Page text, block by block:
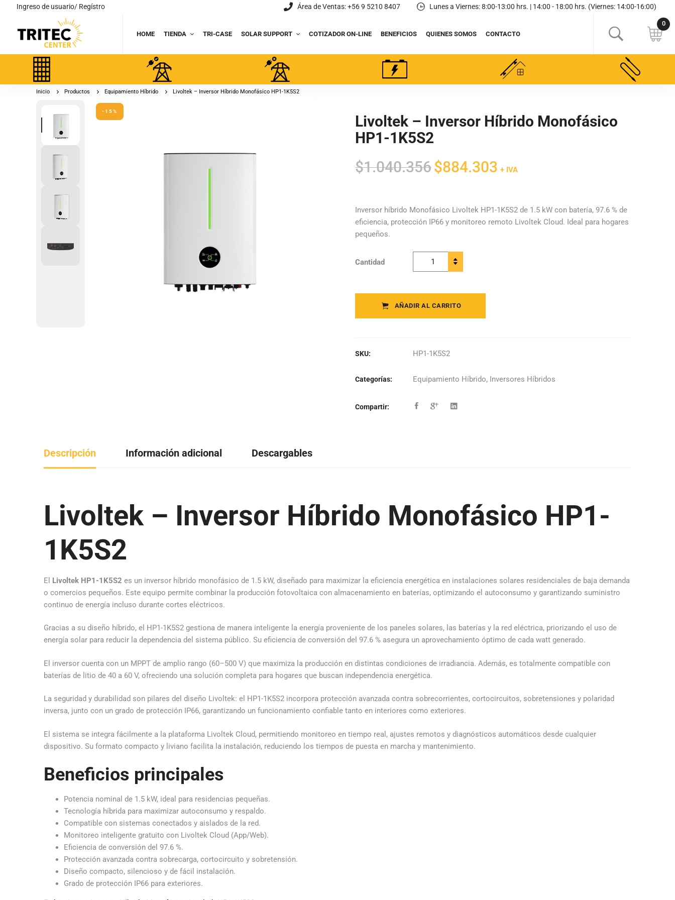
Ingreso de usuario/ Regístro Área de Ventas: +56 9 5210 8407 Lunes a Viernes: 8:00-13:00 hrs. | 14:00 - 18:00 hrs. (Viernes: 14:00-16:00)
HOME TIENDA TRI-CASE SOLAR SUPPORT COTIZADOR ON-LINE BENEFICIOS QUIENES SOMOS CONTACTO
Inicio Productos Equipamiento Híbrido Livoltek – Inversor Híbrido Monofásico HP1-1K5S2
-15%
Livoltek – Inversor Híbrido Monofásico
HP1-1K5S2
$1.040.356 El
precio
era:
$1.040.356.
$884.303
es:
$884.303.
+ IVA
Inversor híbrido Monofásico Livoltek HP1-1K5S2 de 1.5 kW con batería, 97.6 % de
eficiencia, protección IP66 y monitoreo remoto Livoltek Cloud. Ideal para hogares
pequeños.
Cantidad
Livoltek -
Inversor
HP1-1K5S2
AÑADIR AL CARRITO
SKU: HP1-1K5S2
Categorías: Equipamiento Híbrido, Inversores Híbridos
Compartir:
Descripción Información adicional Descargables
Livoltek – Inversor Híbrido Monofásico HP1-
1K5S2
El Livoltek HP1-1K5S2 es un inversor híbrido monofásico de 1.5 kW, diseñado para maximizar la eficiencia energética en instalaciones solares residenciales de baja demanda
o comercios pequeños. Este equipo permite combinar la producción fotovoltaica con almacenamiento en baterías, optimizando el autoconsumo y garantizando suministro
continuo de energía incluso durante cortes eléctricos.
Gracias a su diseño híbrido, el HP1-1K5S2 gestiona de manera inteligente la energía proveniente de los paneles solares, las baterías y la red eléctrica, priorizando el uso de
energía solar para reducir la dependencia del sistema público. Su eficiencia de conversión del 97.6 % asegura un aprovechamiento óptimo de cada watt generado.
El inversor cuenta con un MPPT de amplio rango (60–500 V) que maximiza la producción en distintas condiciones de irradiancia. Además, es totalmente compatible con
baterías de litio de 40 a 60 V, ofreciendo una solución completa para hogares que buscan independencia energética.
La seguridad y durabilidad son pilares del diseño Livoltek: el HP1-1K5S2 incorpora protección avanzada contra sobrecorrientes, cortocircuitos, sobretensiones y polaridad
inversa, junto con un grado de protección IP66, garantizando un funcionamiento confiable tanto en interiores como exteriores.
El sistema se integra fácilmente a la plataforma Livoltek Cloud, permitiendo monitoreo en tiempo real, ajustes remotos y diagnósticos automáticos desde cualquier
dispositivo. Su formato compacto y liviano facilita la instalación, reduciendo los tiempos de puesta en marcha y mantenimiento.
Beneficios principales
Potencia nominal de 1.5 kW, ideal para residencias pequeñas.
Tecnología híbrida para maximizar autoconsumo y respaldo.
Compatible con sistemas conectados y aislados de la red.
Monitoreo inteligente gratuito con Livoltek Cloud (App/Web).
Eficiencia de conversión del 97.6 %.
Protección avanzada contra sobrecarga, cortocircuito y sobretensión.
Diseño compacto, silencioso y de fácil instalación.
Grado de protección IP66 para exteriores.